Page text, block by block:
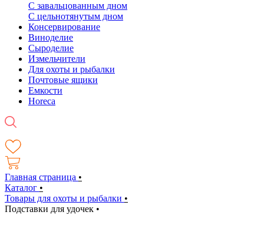
С завальцованным дном
С цельнотянутым дном
Консервирование
Виноделие
Сыроделие
Измельчители
Для охоты и рыбалки
Почтовые ящики
Емкости
Horeca
Главная страница •
Каталог •
Товары для охоты и рыбалки •
Подставки для удочек •